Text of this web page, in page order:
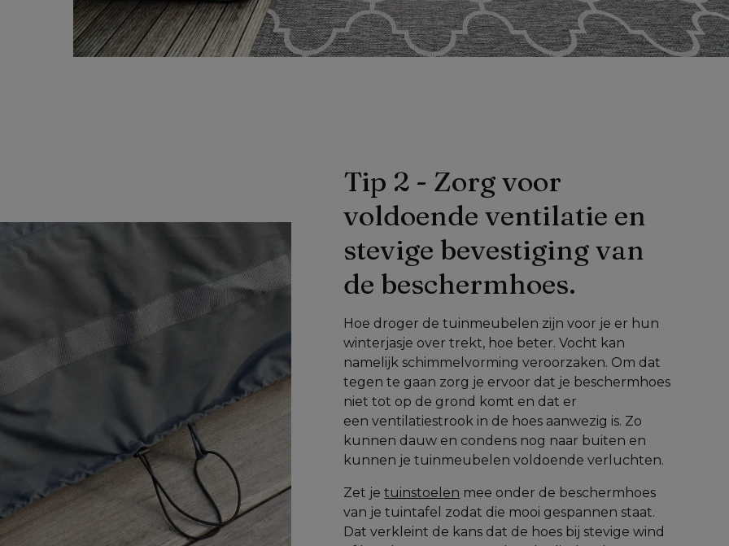
Tip 2 - Zorg voor
voldoende ventilatie en
stevige bevestiging van
de beschermhoes.
Hoe droger de tuinmeubelen zijn voor je er hun
winterjasje over trekt, hoe beter. Vocht kan
namelijk schimmelvorming veroorzaken. Om dat
tegen te gaan zorg je ervoor dat je beschermhoes
niet tot op de grond komt en dat er
een ventilatiestrook in de hoes aanwezig is. Zo
kunnen dauw en condens nog naar buiten en
kunnen je tuinmeubelen voldoende verluchten.
Zet je tuinstoelen mee onder de beschermhoes
van je tuintafel zodat die mooi gespannen staat.
Dat verkleint de kans dat de hoes bij stevige wind